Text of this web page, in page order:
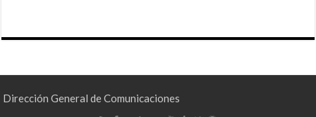
Dirección General de Comunicaciones